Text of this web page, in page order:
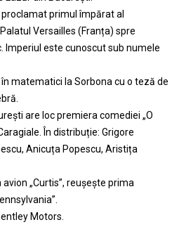
primul împărat al
Versailles (Franța) spre
este cunoscut sub numele
matematici la Sorbona cu o teză de
are loc premiera comediei „O
În distribuție: Grigore
Anicuța Popescu, Aristița
„Curtis”, reușește prima
Motors.